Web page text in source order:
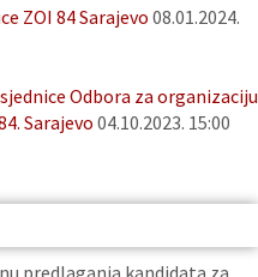
ZOI 84 Sarajevo 08.01.2024.
Odbora za organizaciju
Sarajevo 04.10.2023. 15:00